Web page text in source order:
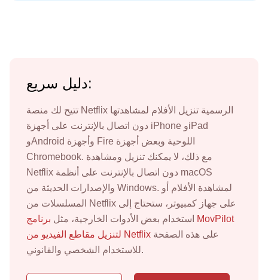
دليل سريع:
تتيح لك منصة Netflix الرسمية تنزيل الأفلام لمشاهدتها
دون اتصال بالإنترنت على أجهزة iPhone وiPad
وAndroid وأجهزة Fire اللوحية وبعض أجهزة
Chromebook. مع ذلك، لا يمكنك تنزيل ومشاهدة
Netflix دون اتصال بالإنترنت على أنظمة macOS
والإصدارات الحديثة من Windows. لمشاهدة الأفلام أو
المسلسلات من Netflix على جهاز كمبيوتر، ستحتاج إلى
استخدام بعض الأدوات الخارجية، مثل برنامج MovPilot
لتنزيل مقاطع الفيديو من Netflix
للاستخدام الشخصي والقانوني.